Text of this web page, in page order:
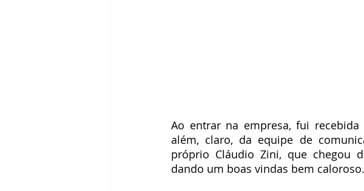
Ao entrar na empresa, fui
além, claro, da equipe de
próprio Cláudio Zini, que chegou
dando um boas vindas bem caloroso.